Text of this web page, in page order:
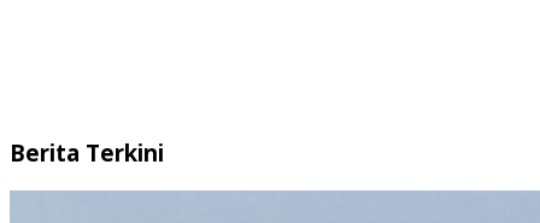
Berita Terkini